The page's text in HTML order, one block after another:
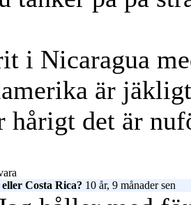
i Nicaragua
är
hårigt det är
Costa Rica? 10 år, 9 månader sen